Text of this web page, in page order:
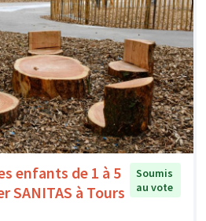
enfants de 1 à 5
SANITAS à Tours
Soumis
au vote